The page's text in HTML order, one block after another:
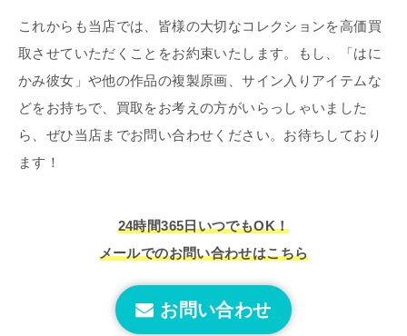
これからも当店では、皆様の大切なコレクションを高価買
取させていただくことをお約束いたします。もし、「はに
かみ彼女」や他の作品の複製原画、サイン入りアイテムな
どをお持ちで、買取をお考えの方がいらっしゃいました
ら、ぜひ当店までお問い合わせください。お待ちしており
ます！
24時間365日いつでもOK！
メールでのお問い合わせはこちら
お問い合わせ